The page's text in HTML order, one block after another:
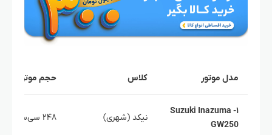
مدل موتور کلاس حجم موتور
۱- Suzuki Inazuma
GW250
نیکد (شهری) ۲۴۸ سی‌سی